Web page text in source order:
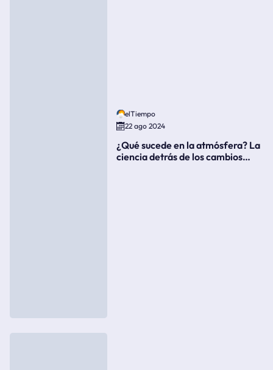
elTiempo
22 ago 2024
¿Qué sucede en la atmósfera? La
ciencia detrás de los cambios